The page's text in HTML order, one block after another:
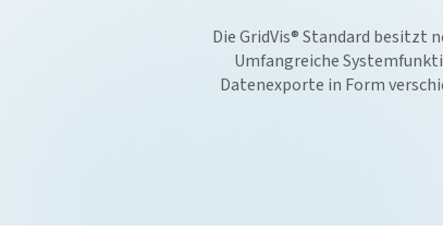
DieGridVis® Standard besitzt
Umfangreiche
Datenexporte in Form